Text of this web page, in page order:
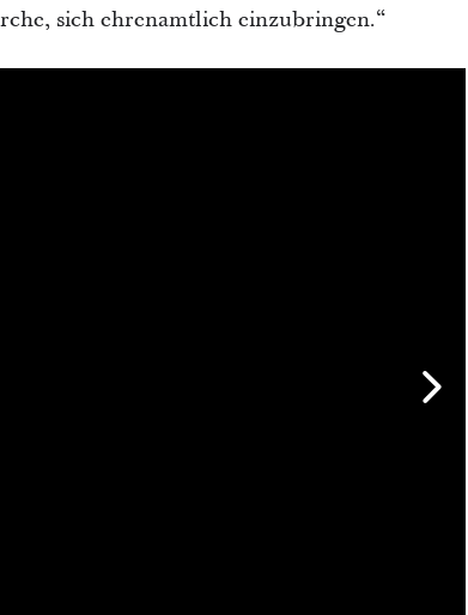
sich ehrenamtlich einzubringen.“